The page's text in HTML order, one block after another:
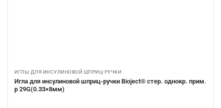
ИГЛЫ ДЛЯ ИНСУЛИНОВОЙ ШПРИЦ-РУЧКИ
Игла для инсулиновой шприц-ручки Bioject® стер. однокр. прим.
р 29G(0.33×8мм)